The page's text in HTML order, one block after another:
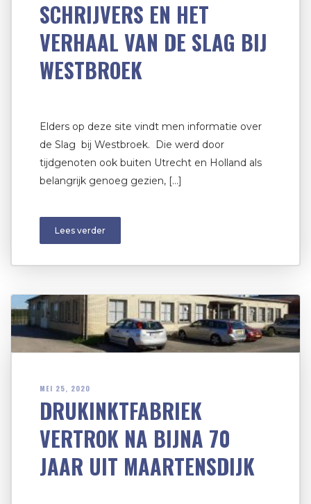
SCHRIJVERS EN HET
VERHAAL VAN DE SLAG BIJ
WESTBROEK
Elders op deze site vindt men informatie over
de Slag bij Westbroek. Die werd door
tijdgenoten ook buiten Utrecht en Holland als
belangrijk genoeg gezien, […]
Lees verder
MEI 25, 2020
DRUKINKTFABRIEK
VERTROK NA BIJNA 70
JAAR UIT MAARTENSDIJK